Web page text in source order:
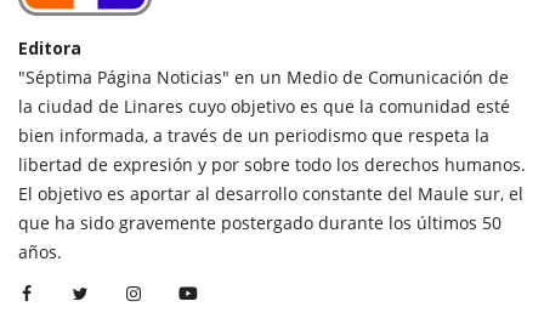
Editora
"Séptima Página Noticias" en un Medio de Comunicación de
la ciudad de Linares cuyo objetivo es que la comunidad esté
bien informada, a través de un periodismo que respeta la
libertad de expresión y por sobre todo los derechos humanos.
El objetivo es aportar al desarrollo constante del Maule sur, el
que ha sido gravemente postergado durante los últimos 50
años.